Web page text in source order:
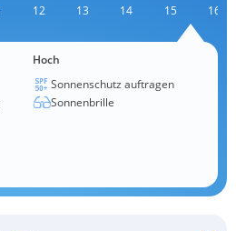
L
12 13 14 15 16
Hoch
Sonnenschutz auftragen
Sonnenbrille